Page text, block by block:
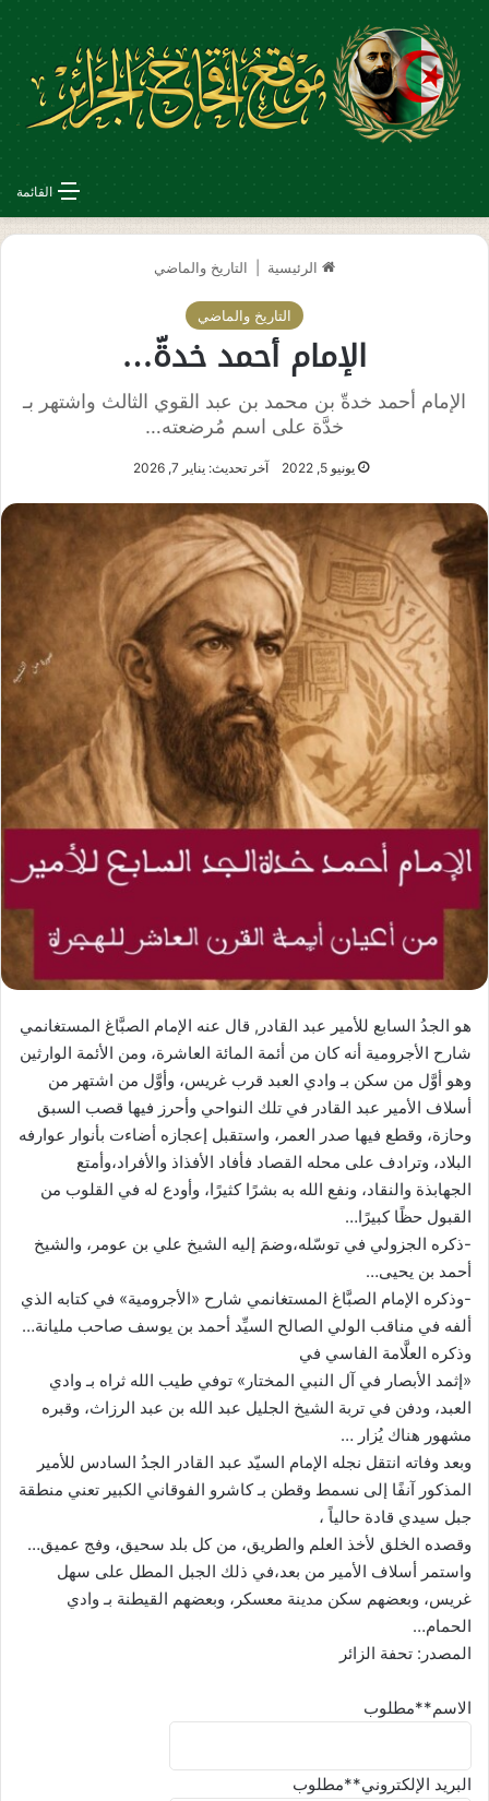
القائمة
الرئيسية التاريخ والماضي
التاريخ والماضي
الإمام أحمد خدةّ…
الإمام أحمد خدةّ بن محمد بن عبد القوي الثالث واشتهر بـ
خدَّة على اسم مُرضعته…
يونيو 5, 2022 آخر تحديث: يناير 7, 2026
هو الجدُ السابع للأمير عبد القادر, قال عنه الإمام الصبَّاغ المستغانمي
شارح الأجرومية أنه كان من أئمة المائة العاشرة، ومن الأئمة الوارثين
وهو أوَّل من سكن بـ وادي العبد قرب غريس، وأوَّل من اشتهر من
أسلاف الأمير عبد القادر في تلك النواحي وأحرز فيها قصب السبق
وحازة، وقطع فيها صدر العمر، واستقبل إعجازه أضاءت بأنوار عوارفه
البلاد، وترادف على محله القصاد فأفاد الأفذاذ والأفراد،وأمتع
الجهابذة والنقاد، ونفع الله به بشرًا كثيرًا، وأودع له في القلوب من
القبول حظًا كبيرًا…
-ذكره الجزولي في توسّله،وضمَ إليه الشيخ علي بن عومر، والشيخ
أحمد بن يحيى…
-وذكره الإمام الصبَّاغ المستغانمي شارح «الأجرومية» في كتابه الذي
ألفه في مناقب الولي الصالح السيِّد أحمد بن يوسف صاحب مليانة…
وذكره العلَّامة الفاسي في
«إثمد الأبصار في آل النبي المختار» توفي طيب الله ثراه بـ وادي
العبد، ودفن في تربة الشيخ الجليل عبد الله بن عبد الرزاث، وقبره
مشهور هناك يُزار …
وبعد وفاته انتقل نجله الإمام السيّد عبد القادر الجدُ السادس للأمير
المذكور آنفًا إلى نسمط وقطن بـ كاشرو الفوقاني الكبير تعني منطقة
جبل سيدي قادة حالياً ،
وقصده الخلق لأخذ العلم والطريق، من كل بلد سحيق، وفج عميق…
واستمر أسلاف الأمير من بعد،في ذلك الجبل المطل على سهل
غريس، وبعضهم سكن مدينة معسكر، وبعضهم القيطنة بـ وادي
الحمام…
المصدر: تحفة الزائر
الاسم**مطلوب
البريد الإلكتروني**مطلوب